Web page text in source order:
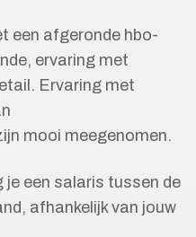
een afgeronde hbo-
ervaring met
Ervaring met
mooi meegenomen.
een salaris tussen de
afhankelijk van jouw